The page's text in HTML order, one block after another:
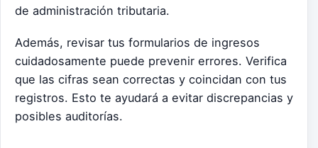
de administración tributaria.
Además, revisar tus formularios de ingresos
cuidadosamente puede prevenir errores. Verifica
que las cifras sean correctas y coincidan con tus
registros. Esto te ayudará a evitar discrepancias y
posibles auditorías.